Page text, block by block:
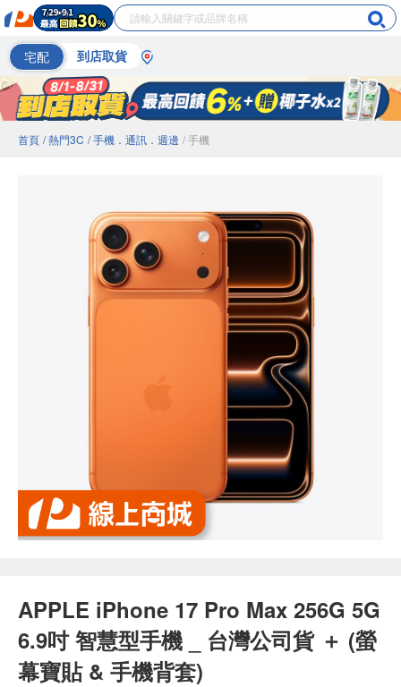
宅配 到店取貨
首頁 / 熱門3C / 手機．通訊．週邊 / 手機
APPLE iPhone 17 Pro Max 256G 5G
6.9吋 智慧型手機 _ 台灣公司貨 ＋ (螢
幕寶貼 & 手機背套)